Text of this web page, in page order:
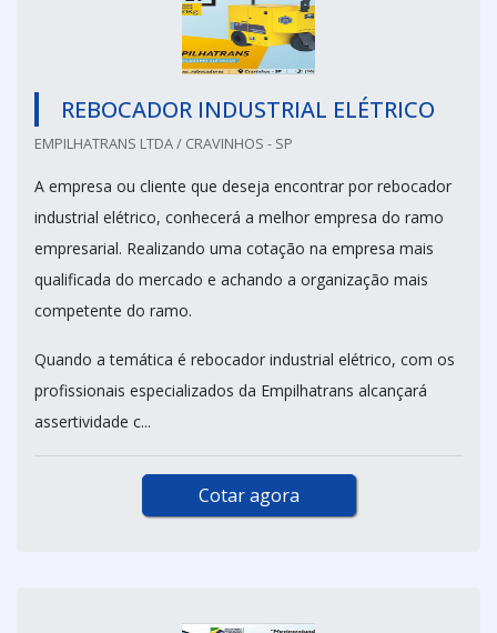
REBOCADOR INDUSTRIAL ELÉTRICO
EMPILHATRANS LTDA / CRAVINHOS - SP
A empresa ou cliente que deseja encontrar por rebocador
industrial elétrico, conhecerá a melhor empresa do ramo
empresarial. Realizando uma cotação na empresa mais
qualificada do mercado e achando a organização mais
competente do ramo.
Quando a temática é rebocador industrial elétrico, com os
profissionais especializados da Empilhatrans alcançará
assertividade c...
Cotar agora